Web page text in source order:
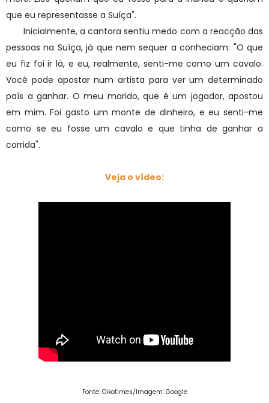
que eu representasse a Suíça".
Inicialmente, a cantora sentiu medo com a reacção das
pessoas na Suíça, já que nem sequer a conheciam: "O que
eu fiz foi ir lá, e eu, realmente, senti-me como um cavalo.
Você pode apostar num artista para ver um determinado
país a ganhar. O meu marido, que é um jogador, apostou
em mim. Foi gasto um monte de dinheiro, e eu senti-me
como se eu fosse um cavalo e que tinha de ganhar a
corrida"
Veja o vídeo:
Fonte: Oikotimes/Imagem: Google